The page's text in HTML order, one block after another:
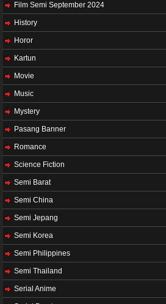
Film Semi September 2024
History
Horor
Kartun
Movie
Music
Mystery
Pasang Banner
Romance
Science Fiction
Semi Barat
Semi China
Semi Jepang
Semi Korea
Semi Philippines
Semi Thailand
Serial Anime